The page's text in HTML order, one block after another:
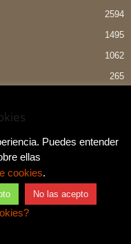
2594
1495
1062
265
84
Contacto
Puedes entender
ellas
cookies.
No las acepto